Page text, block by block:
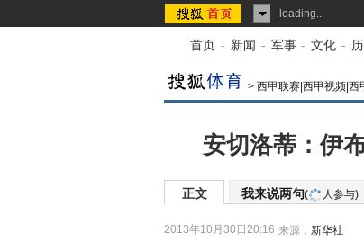
loading...
首页 - 新闻 - 军事 - 文化 -
> 西甲联赛|西甲视频|西
安切洛蒂：伊
正文 我来说两句( 人参与)
2013年10月30日20:16 来源： 新华社